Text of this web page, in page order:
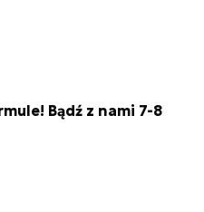
Bądź z nami 7-8